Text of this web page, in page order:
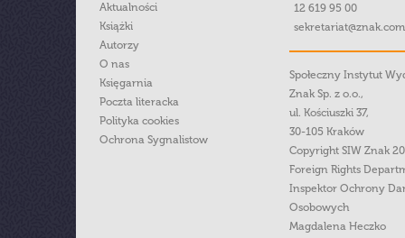
Aktualności
Książki
Autorzy
O nas
Księgarnia
Poczta literacka
Polityka cookies
Ochrona Sygnalistow
12 619 95 00
Społeczny Instytut
Znak Sp. z o.o.,
ul. Kościuszki 37,
30-105 Kraków
Copyright SIW Znak
Foreign Rights
Inspektor Ochrony
Osobowych
Magdalena Heczko